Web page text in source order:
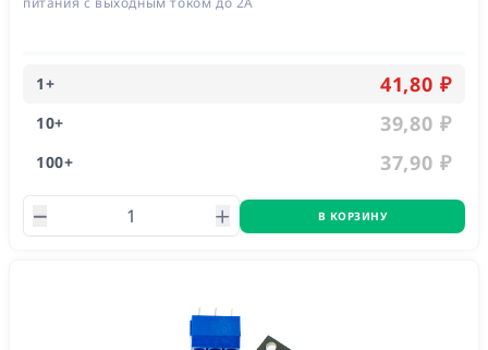
1+ 41,80 ₽
10+ 39,80 ₽
100+ 37,90 ₽
В КОРЗИНУ